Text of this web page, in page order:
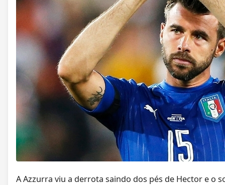
A Azzurra viu a derrota saindo dos pés de Hector e o